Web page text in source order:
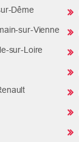
Dême
sur-Vienne
sur-Loire